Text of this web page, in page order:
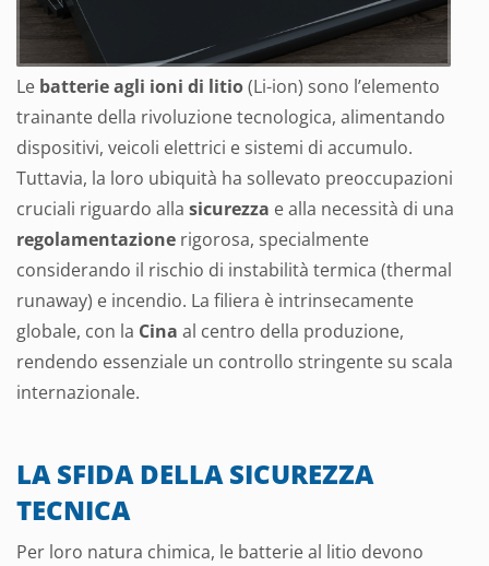
Le batterie agli ioni di litio(Li-ion) sono l’elemento
trainante della rivoluzione tecnologica, alimentando
dispositivi, veicoli elettrici e sistemi di accumulo.
Tuttavia, la loro ubiquità ha sollevato preoccupazioni
cruciali riguardo alla sicurezza e alla necessità di una
regolamentazione rigorosa, specialmente
considerando il rischio di instabilità termica (thermal
runaway) e incendio. La filiera è intrinsecamente
globale, con la Cina al centro della produzione,
rendendo essenziale un controllo stringente su scala
internazionale.
LA SFIDA DELLA SICUREZZA
TECNICA
Per loro natura chimica, le batterie al litio devono